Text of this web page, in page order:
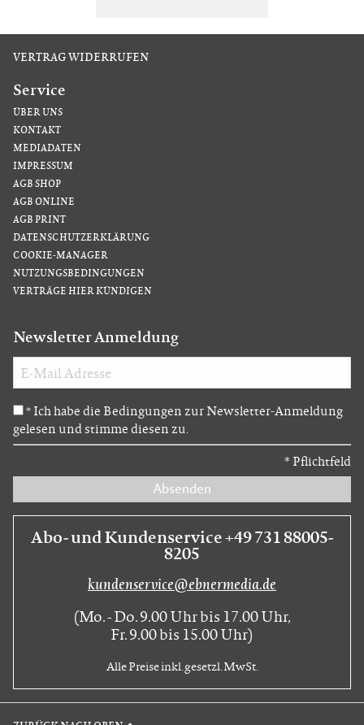
VERTRAG WIDERRUFEN
Service
ÜBER UNS
KONTAKT
MEDIADATEN
IMPRESSUM
AGB SHOP
AGB ONLINE
AGB PRINT
DATENSCHUTZERKLÄRUNG
COOKIE-MANAGER
NUTZUNGSBEDINGUNGEN
VERTRÄGE HIER KÜNDIGEN
Newsletter Anmeldung
* Ich habe die Bedingungen zur Newsletter-Anmeldung
gelesen und stimme diesen zu.
* Pflichtfeld
Absenden
Abo- und Kundenservice +49 731 88005-
8205
kundenservice@ebnermedia.de
(Mo. - Do. 9.00 Uhr bis 17.00 Uhr,
Fr. 9.00 bis 15.00 Uhr)
Alle Preise inkl. gesetzl. MwSt.